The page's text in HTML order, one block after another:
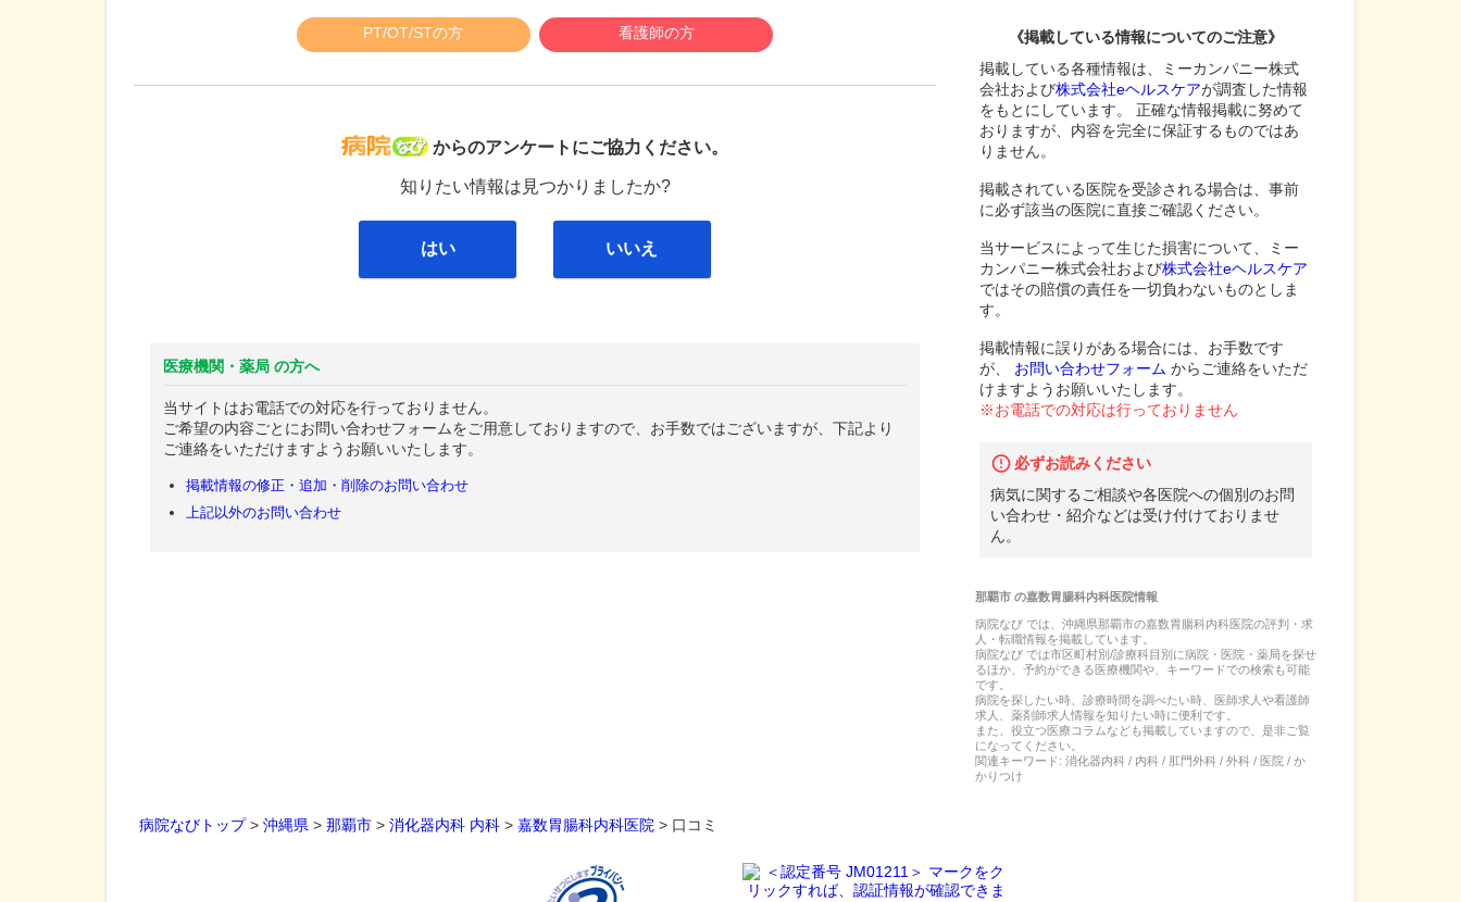
PT/OT/STの方 看護師の方
病院なび
からのアンケートにご協力ください。
知りたい情報は見つかりましたか?
はい いいえ
医療機関・薬局 の方へ
当サイトはお電話での対応を行っておりません。
ご希望の内容ごとにお問い合わせフォームをご用意しておりますので、お手数ではございますが、下記より
ご連絡をいただけますようお願いいたします。
掲載情報の修正・追加・削除のお問い合わせ
上記以外のお問い合わせ
《掲載している情報についてのご注意》
掲載している各種情報は、ミーカンパニー株式
会社および株式会社eヘルスケアが調査した情報
をもとにしています。 正確な情報掲載に努めて
おりますが、内容を完全に保証するものではあ
りません。
掲載されている医院を受診される場合は、事前
に必ず該当の医院に直接ご確認ください。
当サービスによって生じた損害について、ミー
カンパニー株式会社および株式会社eヘルスケア
ではその賠償の責任を一切負わないものとしま
す。
掲載情報に誤りがある場合には、お手数です
が、
お問い合わせフォーム からご連絡をいただ
けますようお願いいたします。
※お電話での対応は行っておりません
必ずお読みください
病気に関するご相談や各医院への個別のお問
い合わせ・紹介などは受け付けておりませ
ん。
那覇市の嘉数胃腸科内科医院情報
病院なび では、 沖縄県那覇市の嘉数胃腸科内科医院の評判・求
人・転職情報を掲載しています。
病院なび では市区町村別/診療科目別に病院・医院・薬局を探せ
るほか、予約ができる医療機関や、キーワードでの検索も可能
です。
病院を探したい時、診療時間を調べたい時、医師求人や看護師
求人、薬剤師求人情報を知りたい時に便利です。
また、役立つ医療コラムなども掲載していますので、是非ご覧
になってください。
関連キーワード: 消化器内科 / 内科 / 肛門外科 / 外科 / 医院 / か
かりつけ
病院なびトップ> 沖縄県 > 那覇市 > 消化器内科 内科 > 嘉数胃腸科内科医院 > 口コミ